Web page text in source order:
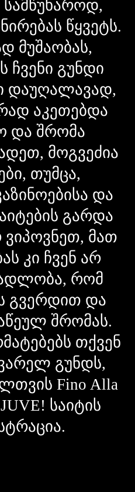
სამწუხაროდ,
წყვეტს.
მუშაობას,
ჩვენი გუნდი
დაუღალავად,
აკეთებდა
და შრომა
მოგვეძია
თუმცა,
და
გარდა
მათ
კი ჩვენ არ
რომ
გვერდით და
შრომას.
თქვენ
გუნდს,
Fino Alla
საიტის